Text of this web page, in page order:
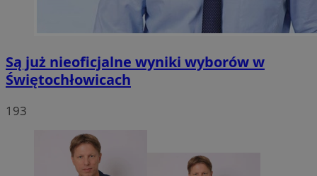
Są już nieoficjalne wyniki wyborów w
Świętochłowicach
193